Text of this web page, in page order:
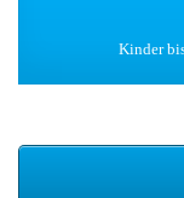
Kinder